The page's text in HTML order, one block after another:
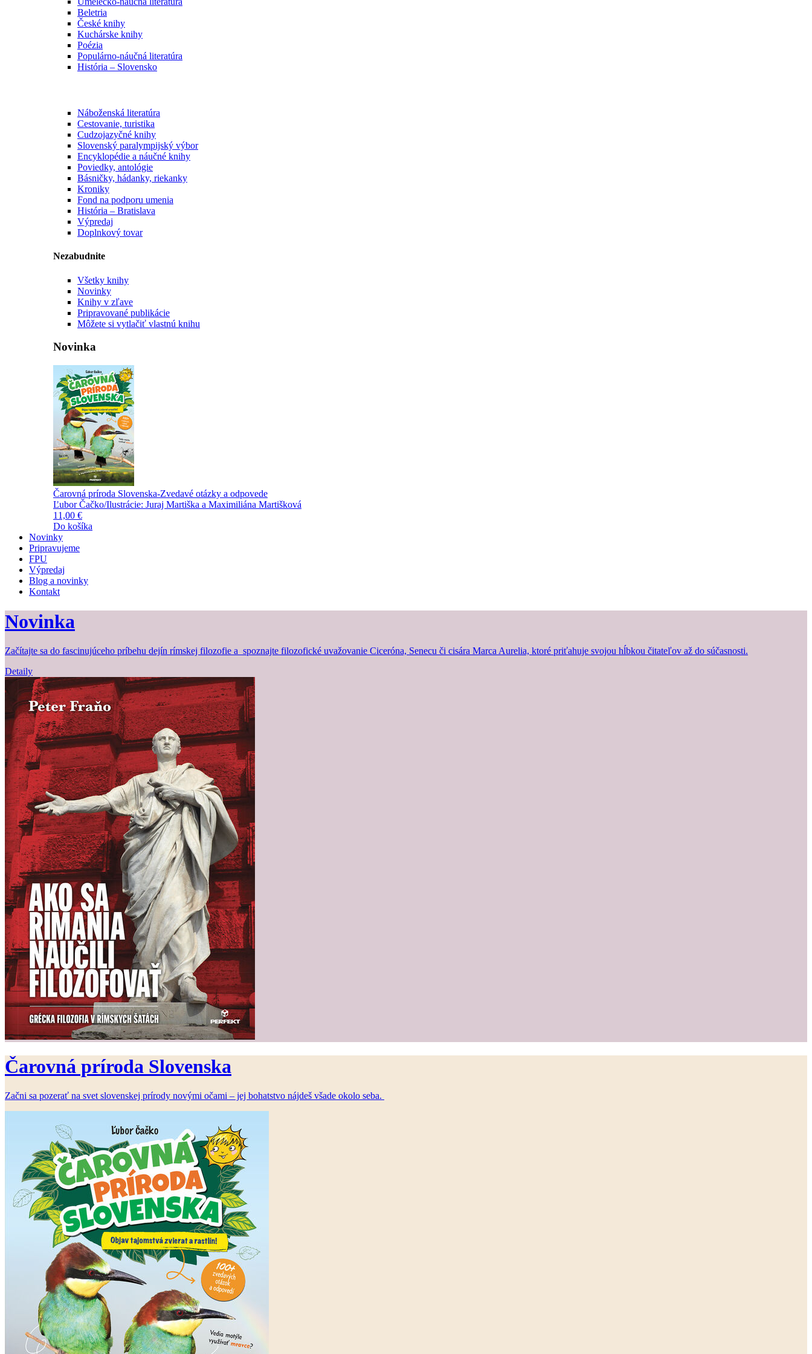
Beletria
České knihy
Kuchárske knihy
Poézia
Populárno-náučná literatúra
História – Slovensko
Náboženská literatúra
Cestovanie, turistika
Cudzojazyčné knihy
Slovenský paralympijský výbor
Encyklopédie a náučné knihy
Poviedky, antológie
Básničky, hádanky, riekanky
Kroniky
Fond na podporu umenia
História – Bratislava
Výpredaj
Doplnkový tovar
Nezabudnite
Všetky knihy
Novinky
Knihy v zľave
Pripravované publikácie
Môžete si vytlačiť vlastnú knihu
Novinka
Čarovná príroda Slovenska-Zvedavé otázky a odpovede
Ľubor Čačko/Ilustrácie: Juraj Martiška a Maximiliána Martišková
11,00 €
Do košíka
Novinky
Pripravujeme
FPU
Výpredaj
Blog a novinky
Kontakt
Novinka
Začítajte sa do fascinujúceho príbehu dejín rímskej filozofie a spoznajte filozofické uvažovanie Ciceróna, Senecu či cisára Marca Aurelia, ktoré priťahuje svojou hĺbkou čitateľov až do súčasnosti.
Detaily
Čarovná príroda Slovenska
Začni sa pozerať na svet slovenskej prírody novými očami – jej bohatstvo nájdeš všade okolo seba.